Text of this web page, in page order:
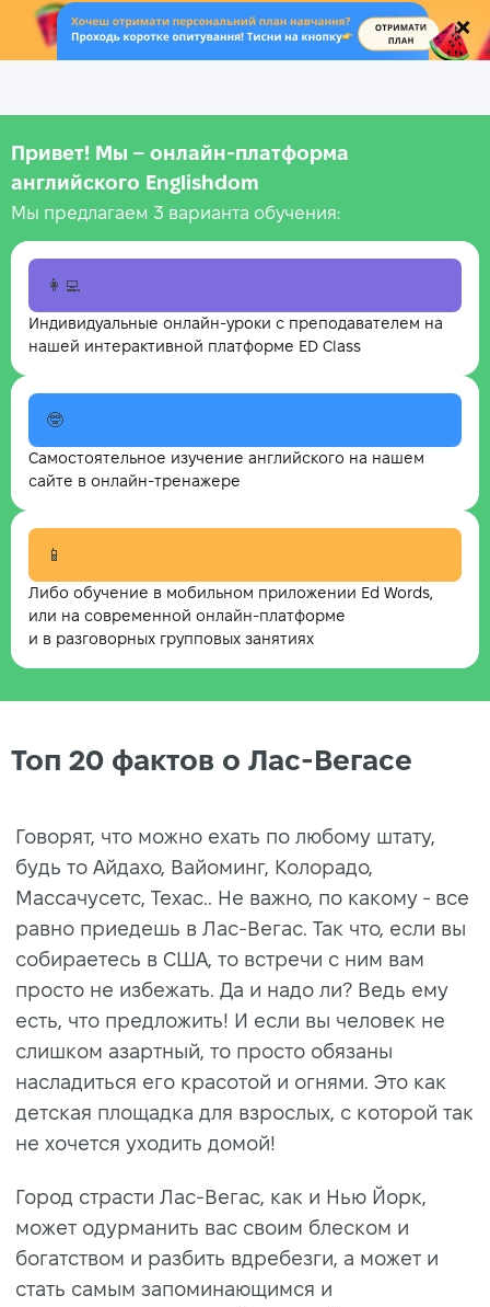
.
Привет! Мы – онлайн‑платформа
английского Englishdom
Мы предлагаем 3 варианта обучения:
👩‍💻
Индивидуальные онлайн-уроки с преподавателем на
нашей интерактивной платформе ED Class
🤓
Самостоятельное изучение английского на нашем
сайте в онлайн-тренажере
📱
Либо обучение в мобильном приложении Ed Words,
или на современной онлайн-платформе
и в разговорных групповых занятиях
Топ 20 фактов о Лас-Вегасе
Говорят, что можно ехать по любому штату,
будь то Айдахо, Вайоминг, Колорадо,
Массачусетс, Техас.. Не важно, по какому - все
равно приедешь в Лас-Вегас. Так что, если вы
собираетесь в США, то встречи с ним вам
просто не избежать. Да и надо ли? Ведь ему
есть, что предложить! И если вы человек не
слишком азартный, то просто обязаны
насладиться его красотой и огнями. Это как
детская площадка для взрослых, с которой так
не хочется уходить домой!
Город страсти Лас-Вегас, как и Нью Йорк,
может одурманить вас своим блеском и
богатством и разбить вдребезги, а может и
стать самым запоминающимся и